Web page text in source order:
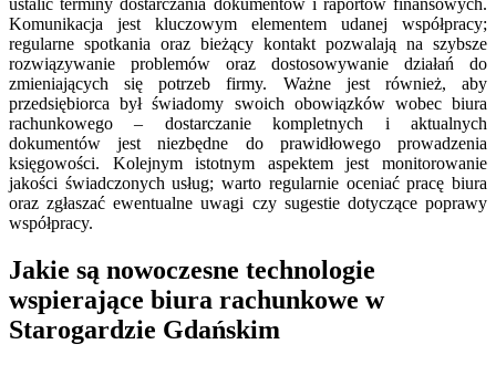
Komunikacja jest kluczowym elementem udanej współpracy;
regularne spotkania oraz bieżący kontakt pozwalają na szybsze
rozwiązywanie problemów oraz dostosowywanie działań do
zmieniających się potrzeb firmy. Ważne jest również, aby
przedsiębiorca był świadomy swoich obowiązków wobec biura
rachunkowego – dostarczanie kompletnych i aktualnych
dokumentów jest niezbędne do prawidłowego prowadzenia
księgowości. Kolejnym istotnym aspektem jest monitorowanie
jakości świadczonych usług; warto regularnie oceniać pracę biura
oraz zgłaszać ewentualne uwagi czy sugestie dotyczące poprawy
współpracy.
Jakie są nowoczesne technologie
wspierające biura rachunkowe w
Starogardzie Gdańskim